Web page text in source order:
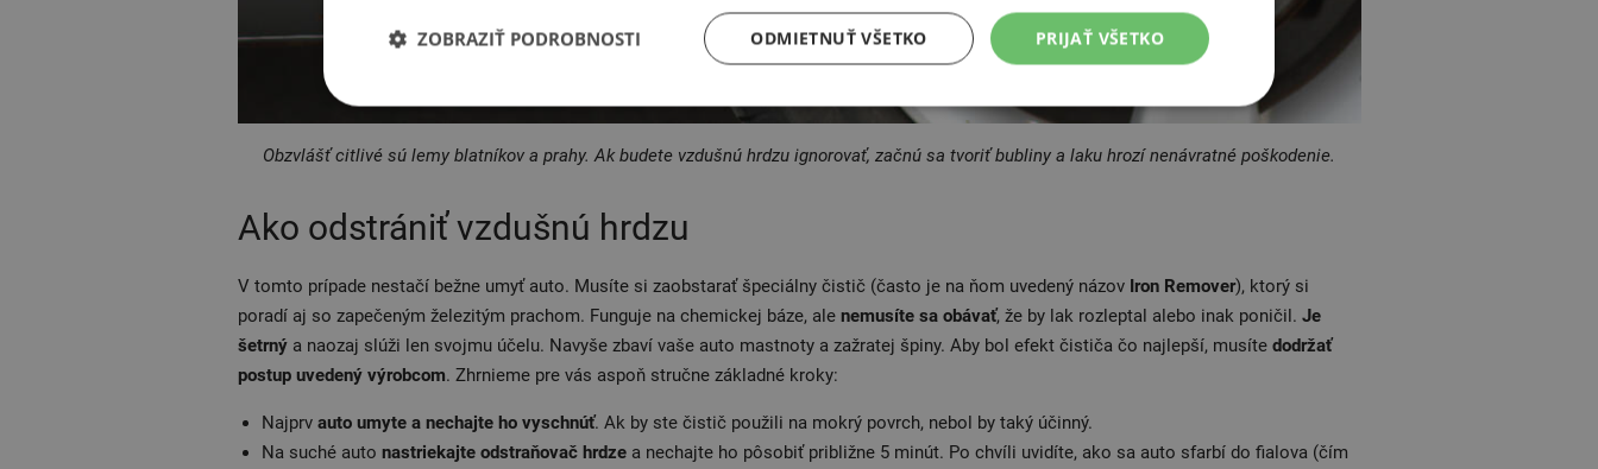
Obzvlášť citlivé sú lemy blatníkov a prahy. Ak budete vzdušnú hrdzu ignorovať, začnú sa tvoriť bubliny a laku hrozí nenávratné poškodenie.
Ako odstrániť vzdušnú hrdzu
V tomto prípade nestačí bežne umyť auto. Musíte si zaobstarať špeciálny čistič (často je na ňom uvedený názov Iron Remover), ktorý si
poradí aj so zapečeným železitým prachom. Funguje na chemickej báze, ale nemusíte sa obávať, že by lak rozleptal alebo inak poničil. Je
šetrnýa naozaj slúži len svojmu účelu. Navyše zbaví vaše auto mastnoty a zažratej špiny. Aby bol efekt čističa čo najlepší, musíte dodržať
postup uvedený výrobcom. Zhrnieme pre vás aspoň stručne základné kroky:
Najprv auto umyte a nechajte ho vyschnúť. Ak by ste čistič použili na mokrý povrch, nebol by taký účinný.
Na suché auto nastriekajte odstraňovač hrdzea nechajte ho pôsobiť približne 5 minút. Po chvíli uvidíte, ako sa auto sfarbí do fialova (čím
PRIJAŤ VŠETKO
ODMIETNUŤ VŠETKO
ZOBRAZIŤ PODROBNOSTI